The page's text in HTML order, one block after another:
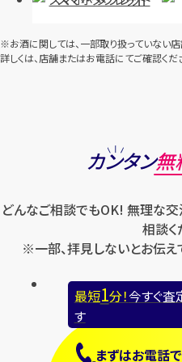
※お酒に関しては、一部取り扱っていない店
詳しくは、店舗またはお電話にてご確認くだ
カンタン
どんなご相談でもOK! 無理な
相談く
※一部、拝見しないとお伝え
最短1分！今すぐ査
す
まずはお電話で